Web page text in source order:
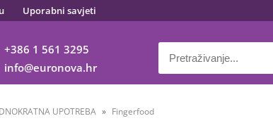
Uporabni savjeti
+386 1 561 3295
info
euronova.hr
UPOTREBA Fingerfood